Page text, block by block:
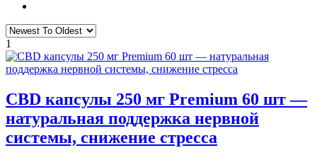
1
CBD капсулы 250 мг Premium 60 шт —
натуральная поддержка нервной
системы, снижение стресса